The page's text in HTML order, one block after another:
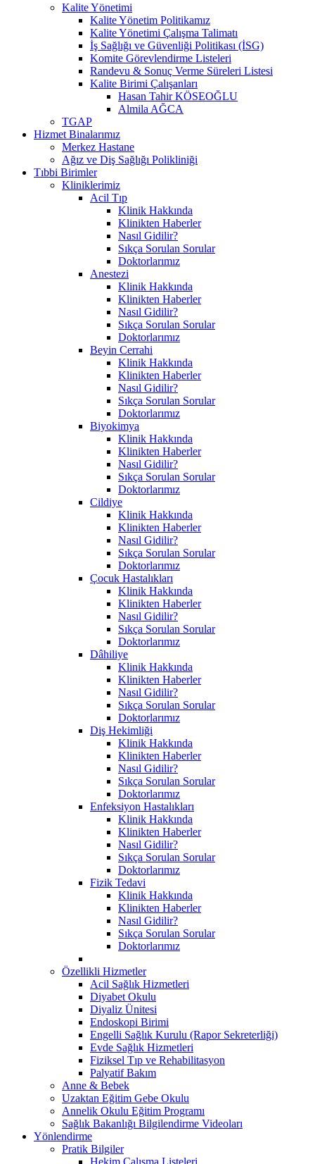
Kalite Yönetimi
Kalite Yönetim Politikamız
Kalite Yönetimi Çalışma Talimatı
İş Sağlığı ve Güvenliği Politikası (İSG)
Komite Görevlendirme Listeleri
Randevu & Sonuç Verme Süreleri Listesi
Kalite Birimi Çalışanları
Hasan Tahir KÖSEOĞLU
Almila AĞCA
TGAP
Hizmet Binalarımız
Merkez Hastane
Ağız ve Diş Sağlığı Polikliniği
Tıbbi Birimler
Kliniklerimiz
Acil Tıp
Klinik Hakkında
Klinikten Haberler
Nasıl Gidilir?
Sıkça Sorulan Sorular
Doktorlarımız
Anestezi
Klinik Hakkında
Klinikten Haberler
Nasıl Gidilir?
Sıkça Sorulan Sorular
Doktorlarımız
Beyin Cerrahi
Klinik Hakkında
Klinikten Haberler
Nasıl Gidilir?
Sıkça Sorulan Sorular
Doktorlarımız
Biyokimya
Klinik Hakkında
Klinikten Haberler
Nasıl Gidilir?
Sıkça Sorulan Sorular
Doktorlarımız
Cildiye
Klinik Hakkında
Klinikten Haberler
Nasıl Gidilir?
Sıkça Sorulan Sorular
Doktorlarımız
Çocuk Hastalıkları
Klinik Hakkında
Klinikten Haberler
Nasıl Gidilir?
Sıkça Sorulan Sorular
Doktorlarımız
Dâhiliye
Klinik Hakkında
Klinikten Haberler
Nasıl Gidilir?
Sıkça Sorulan Sorular
Doktorlarımız
Diş Hekimliği
Klinik Hakkında
Klinikten Haberler
Nasıl Gidilir?
Sıkça Sorulan Sorular
Doktorlarımız
Enfeksiyon Hastalıkları
Klinik Hakkında
Klinikten Haberler
Nasıl Gidilir?
Sıkça Sorulan Sorular
Doktorlarımız
Fizik Tedavi
Klinik Hakkında
Klinikten Haberler
Nasıl Gidilir?
Sıkça Sorulan Sorular
Doktorlarımız
Özellikli Hizmetler
Acil Sağlık Hizmetleri
Diyabet Okulu
Diyaliz Ünitesi
Endoskopi Birimi
Engelli Sağlık Kurulu (Rapor Sekreterliği)
Evde Sağlık Hizmetleri
Fiziksel Tıp ve Rehabilitasyon
Palyatif Bakım
Anne & Bebek
Uzaktan Eğitim Gebe Okulu
Annelik Okulu Eğitim Programı
Sağlık Bakanlığı Bilgilendirme Videoları
Yönlendirme
Pratik Bilgiler
Hekim Çalışma Listeleri